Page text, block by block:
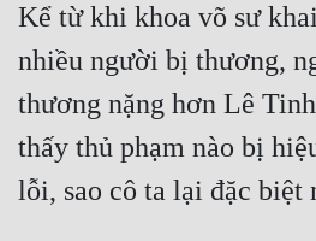
Góc Nhìn Nam
Góc Nhìn Nữ
Huyền Huyễn
Kể từ khi khoa võ sư
nhiều người bị thương,
thương nặng hơn Lê
thấy thủ phạm nào bị